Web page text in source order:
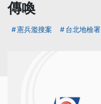
傳喚
憲兵濫搜案 台北地檢署